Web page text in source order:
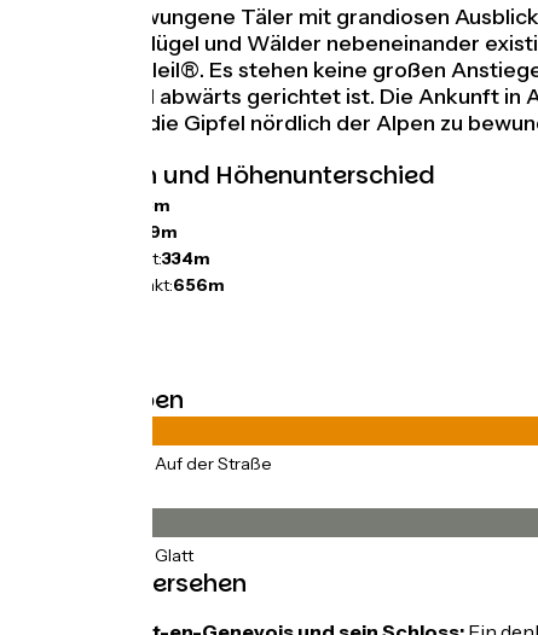
Ruhig geschwungene Täler mit grandiosen
Schluchten, Hügel und Wälder nebeneinander
Routes du Soleil®. Es stehen keine großen
Gesamtprofil abwärts gerichtet ist. Die Ankunft in
Aussicht auf die Gipfel nördlich der Alpen zu
Steigungen und Höhenunterschied
533m
689m
Tiefster Punkt:334m
Höchster Punkt:656m
Straßentypen
(100%) Auf der Straße
(100%) Glatt
Nicht zu übersehen